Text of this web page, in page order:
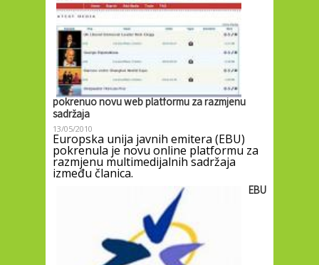
pokrenuo novu web platformu za razmjenu
sadržaja
13/05/2010
Europska unija javnih emitera (EBU)
pokrenula je novu online platformu za
razmjenu multimedijalnih sadržaja
između članica.
EBU